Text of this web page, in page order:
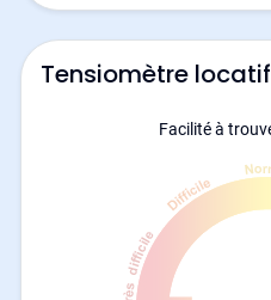
Tensiomètre locatif
Facilité à